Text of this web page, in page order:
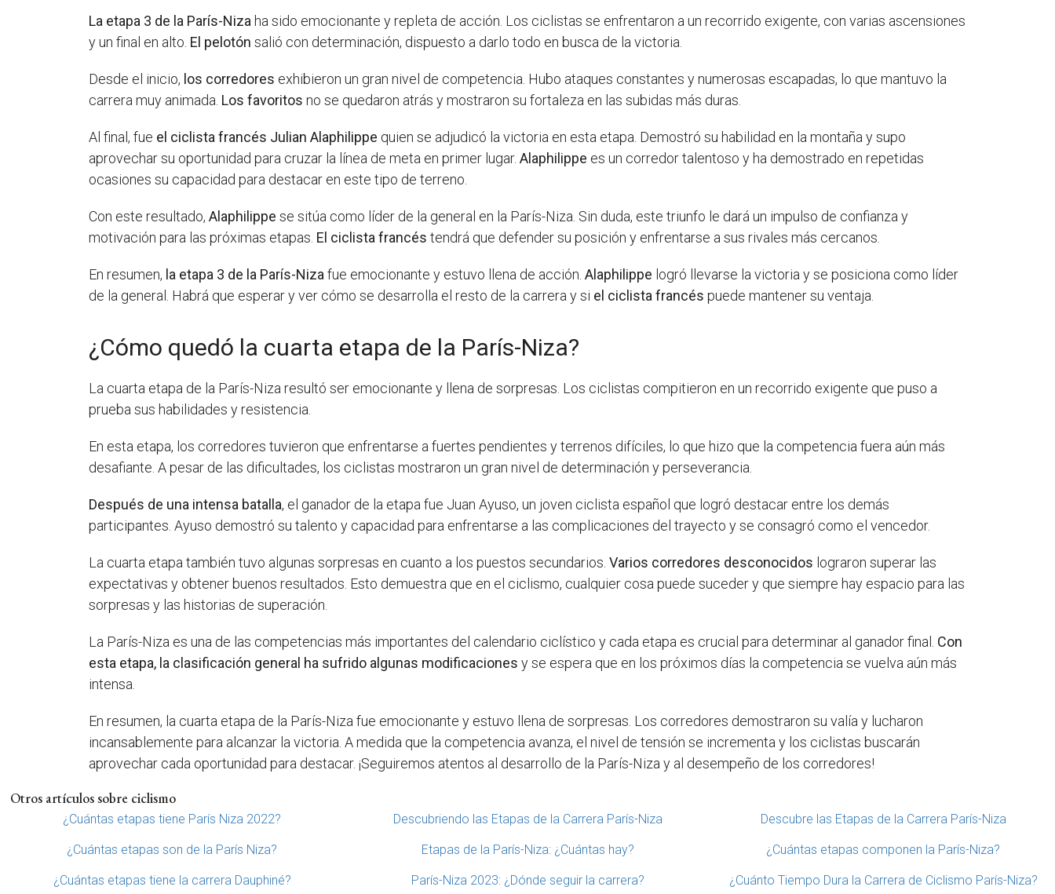
La etapa 3 de la París-Niza ha sido emocionante y repleta de acción. Los ciclistas se enfrentaron a un recorrido exigente, con varias ascensiones
y un final en alto. El pelotón salió con determinación, dispuesto a darlo todo en busca de la victoria.
Desde el inicio, los corredores exhibieron un gran nivel de competencia. Hubo ataques constantes y numerosas escapadas, lo que mantuvo la
carrera muy animada. Los favoritos no se quedaron atrás y mostraron su fortaleza en las subidas más duras.
Al final, fue el ciclista francés Julian Alaphilippe quien se adjudicó la victoria en esta etapa. Demostró su habilidad en la montaña y supo
aprovechar su oportunidad para cruzar la línea de meta en primer lugar.Alaphilippe es un corredor talentoso y ha demostrado en repetidas
ocasiones su capacidad para destacar en este tipo de terreno.
Con este resultado,Alaphilippe se sitúa como líder de la general en la París-Niza. Sin duda, este triunfo le dará un impulso de confianza y
motivación para las próximas etapas. El ciclista francés tendrá que defender su posición y enfrentarse a sus rivales más cercanos.
En resumen, la etapa 3 de la París-Niza fue emocionante y estuvo llena de acción.Alaphilippe logró llevarse la victoria y se posiciona como líder
de la general. Habrá que esperar y ver cómo se desarrolla el resto de la carrera y si el ciclista francés puede mantener su ventaja.
¿Cómo quedó la cuarta etapa de la París-Niza?
La cuarta etapa de la París-Niza resultó ser emocionante y llena de sorpresas. Los ciclistas compitieron en un recorrido exigente que puso a
prueba sus habilidades y resistencia.
En esta etapa, los corredores tuvieron que enfrentarse a fuertes pendientes y terrenos difíciles, lo que hizo que la competencia fuera aún más
desafiante. A pesar de las dificultades, los ciclistas mostraron un gran nivel de determinación y perseverancia.
Después de una intensa batalla, el ganador de la etapa fue Juan Ayuso, un joven ciclista español que logró destacar entre los demás
participantes. Ayuso demostró su talento y capacidad para enfrentarse a las complicaciones del trayecto y se consagró como el vencedor.
La cuarta etapa también tuvo algunas sorpresas en cuanto a los puestos secundarios.Varios corredores desconocidos lograron superar las
expectativas y obtener buenos resultados. Esto demuestra que en el ciclismo, cualquier cosa puede suceder y que siempre hay espacio para las
sorpresas y las historias de superación.
La París-Niza es una de las competencias más importantes del calendario ciclístico y cada etapa es crucial para determinar al ganador final. Con
esta etapa, la clasificación general ha sufrido algunas modificaciones y se espera que en los próximos días la competencia se vuelva aún más
intensa.
En resumen, la cuarta etapa de la París-Niza fue emocionante y estuvo llena de sorpresas. Los corredores demostraron su valía y lucharon
incansablemente para alcanzar la victoria. A medida que la competencia avanza, el nivel de tensión se incrementa y los ciclistas buscarán
aprovechar cada oportunidad para destacar. ¡Seguiremos atentos al desarrollo de la París-Niza y al desempeño de los corredores!
Otros artículos sobre ciclismo
¿Cuántas etapas tiene París Niza 2022? Descubriendo las Etapas de la Carrera París-Niza Descubre las Etapas de la Carrera París-Niza
¿Cuántas etapas son de la París Niza? Etapas de la París-Niza: ¿Cuántas hay? ¿Cuántas etapas componen la París-Niza?
¿Cuántas etapas tiene la carrera Dauphiné? París-Niza 2023: ¿Dónde seguir la carrera? ¿Cuánto Tiempo Dura la Carrera de Ciclismo París-Niza?